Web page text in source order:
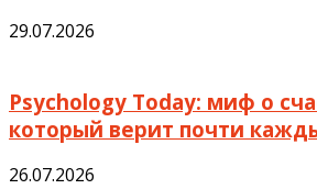
29.07.2026
Psychology Today: миф о
который верит почти
26.07.2026